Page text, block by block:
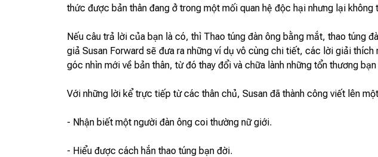
thức được bản thân đang ở trong một mối quan hệ độc hại nhưng lại không
Nếu câu trả lời của bạn là có, thì Thao túng đàn ông bằng mắt, thao túng
giả Susan Forward sẽ đưa ra những ví dụ vô cùng chi tiết, các lời giải
góc nhìn mới về bản thân, từ đó thay đổi và chữa lành những tổn thương
Với những lời kể trực tiếp từ các thân chủ, Susan đã thành công viết lên
- Nhận biết một người đàn ông coi thường nữ giới.
- Hiểu được cách hắn thao túng bạn đời.